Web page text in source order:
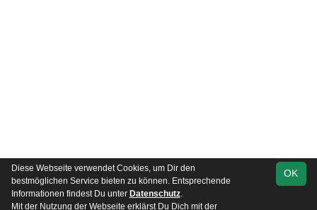
soccero.de
© 2006 - 2026
OK
Diese Webseite verwendet Cookies, um Dir den
bestmöglichen Service bieten zu können. Entsprechende
Informationen findest Du unter Datenschutz.
Mit der Nutzung der Webseite erklärst Du Dich mit der